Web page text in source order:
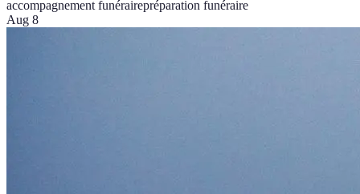
accompagnement funérairepréparation funéraire
Aug 8